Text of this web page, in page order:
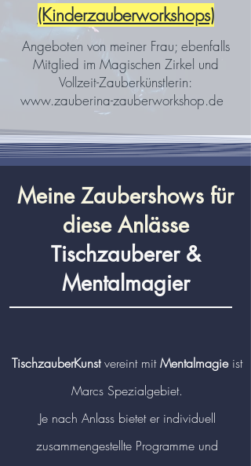
(Kinderzauberworkshops)
Angeboten von meiner Frau; ebenfalls
Mitglied im Magischen Zirkel und
Vollzeit-Zauberkünstlerin:
www.zauberina-zauberworkshop.de
Meine Zaubershows für
diese Anlässe
Tischzauberer &
Mentalmagier
TischzauberKunstvereint mitMentalmagieist
Marcs Spezialgebiet.
Je nach Anlass bietet er individuell
zusammengestellte Programme und